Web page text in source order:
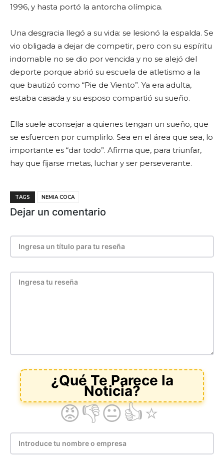
1996, y hasta portó la antorcha olímpica.
Una desgracia llegó a su vida: se lesionó la espalda. Se
vio obligada a dejar de competir, pero con su espíritu
indomable no se dio por vencida y no se alejó del
deporte porque abrió su escuela de atletismo a la
que bautizó como “Pie de Viento”. Ya era adulta,
estaba casada y su esposo compartió su sueño.
Ella suele aconsejar a quienes tengan un sueño, que
se esfuercen por cumplirlo. Sea en el área que sea, lo
importante es “dar todo”. Afirma que, para triunfar,
hay que fijarse metas, luchar y ser perseverante.
TAGS NEMIA COCA
Dejar un comentario